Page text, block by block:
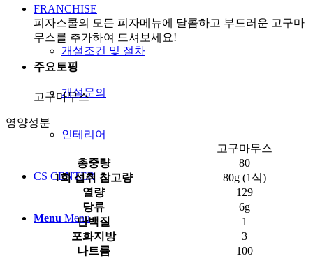
FRANCHISE
개설조건 및 절차
개설문의
인테리어
CS CENTER
Menu Menu
피자스쿨의 모든 피자메뉴에 달콤하고 부드러운 고구마
무스를 추가하여 드셔보세요!
주요토핑
고구마무스
영양성분
고구마무스
총중량
80
1회 섭취 참고량
80g (1식)
열량
129
당류
6g
단백질
1
포화지방
3
나트륨
100